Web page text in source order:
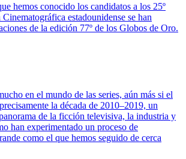
hemos conocido los candidatos a los 25º
estadounidense se han
de la edición 77º de los Globos de Oro.
en el mundo de las series, aún más si el
la década de 2010–2019, un
de la ficción televisiva, la industria y
han experimentado un proceso de
como el que hemos seguido de cerca